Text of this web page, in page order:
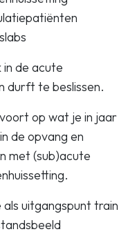
de acute
durft te beslissen.
op wat je in jaar
de opvang en
met (sub)acute
uitgangspunt train